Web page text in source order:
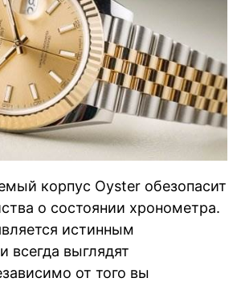
корпус Oyster обезопасит
о состоянии хронометра.
истинным
всегда выглядят
от того вы